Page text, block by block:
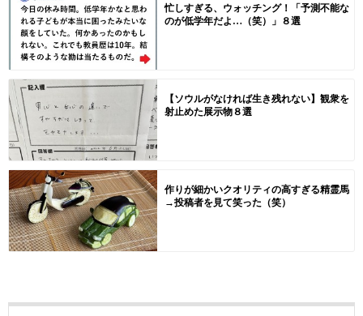
忙しすぎる、ウォッチング！「予測不能な
のが低学年だよ…（笑）」８選
【ソウルがなければ生き残れない】観衆を
射止めた展示物８選
作りが細かいクオリティの高すぎる精霊馬
→投稿者を見て笑った（笑）